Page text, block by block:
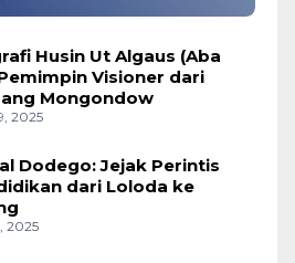
Husin Ut Algaus (Aba
Visioner dari
Mongondow
2025
Dodego: Jejak Perintis
dari Loloda ke
2025